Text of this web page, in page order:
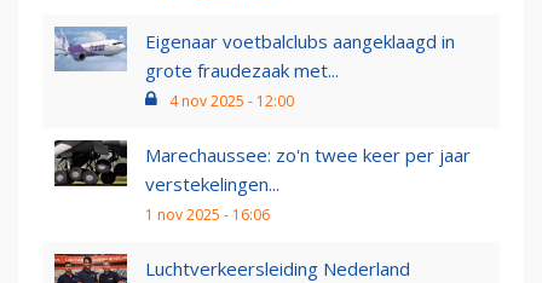
Eigenaar voetbalclubs aangeklaagd in
grote fraudezaak met...
4 nov 2025 - 12:00
Marechaussee: zo'n twee keer per jaar
verstekelingen...
1 nov 2025 - 16:06
Luchtverkeersleiding Nederland